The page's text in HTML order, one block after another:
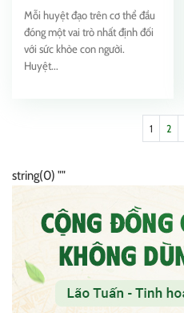
Biết
Mỗi huyệt đạo trên cơ thể đầu
đóng một vai trò nhất định đối
với sức khỏe con người.
Huyệt...
1 2
string(0) ""